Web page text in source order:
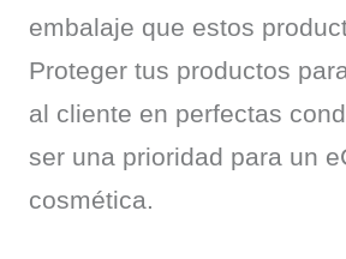
embalaje que estos
Proteger tus productos
al cliente en perfectas
ser una prioridad para un
cosmética.